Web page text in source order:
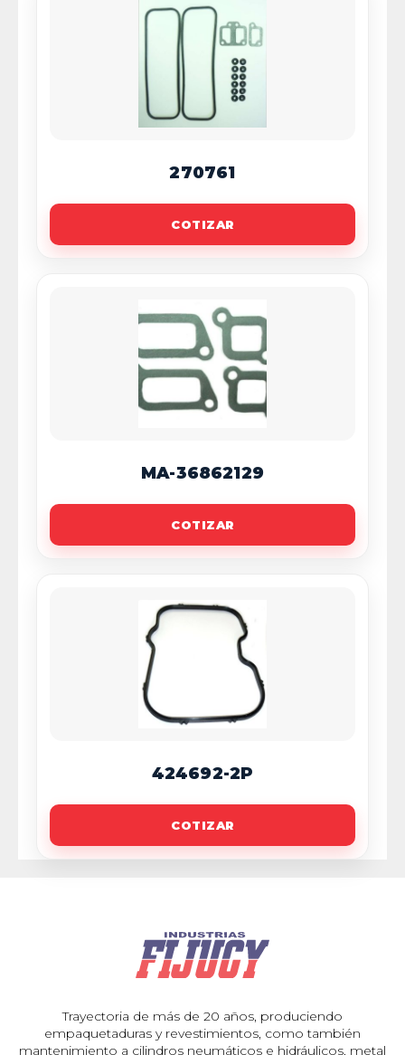
270761
COTIZAR
MA-36862129
COTIZAR
424692-2P
COTIZAR
Trayectoria de más de 20 años, produciendo
empaquetaduras y revestimientos, como también
mantenimiento a cilindros neumáticos e hidráulicos, metal